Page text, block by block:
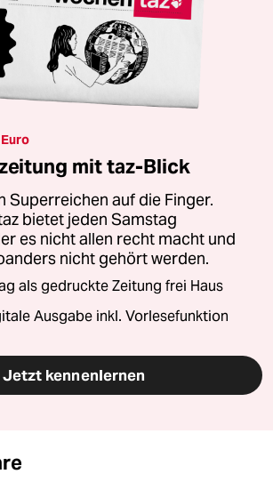
mit taz-Blick
Superreichen auf die Finger.
bietet jeden Samstag
es nicht allen recht macht und
nicht gehört werden.
als gedruckte Zeitung frei Haus
Ausgabe inkl. Vorlesefunktion
Jetzt kennenlernen